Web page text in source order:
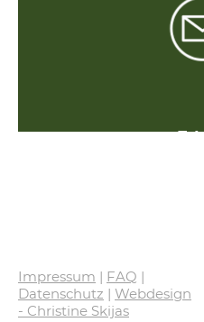
E-
Impressum | FAQ |
Datenschutz | Webdesign
- Christine Skijas